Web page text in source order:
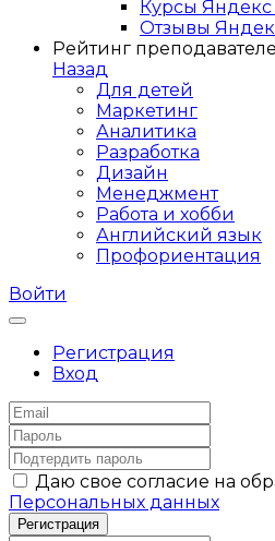
Курсы
Отзывы
Рейтинг
Назад
Для детей
Маркетинг
Аналитика
Разработка
Дизайн
Менеджмент
Работа и хобби
Английский язык
Профориентация
Войти
Регистрация
Вход
Даю свое согласие на
Персональных данных